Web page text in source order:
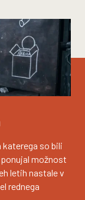
so bili
možnost
letih nastale v
rednega